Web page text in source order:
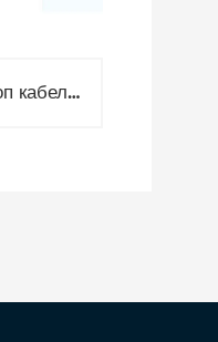
Оптоволоконный дроп кабель для подвеса, 1 волокно G657, 0.9кН, две проволока 0.45 и 1.0мм GJYXCH